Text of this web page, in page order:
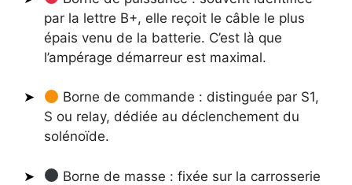
par la lettre B+, elle reçoit le câble le plus
épais venu de la batterie. C’est là que
l’ampérage démarreur est maximal.
Borne de commande : distinguée par S1,
S ou relay, dédiée au déclenchement du
solénoïde.
Borne de masse : fixée sur la carrosserie